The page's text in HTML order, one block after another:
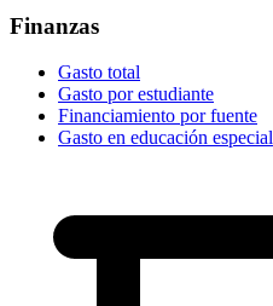
Finanzas
Gasto total
Gasto por estudiante
Financiamiento por fuente
Gasto en educación especial